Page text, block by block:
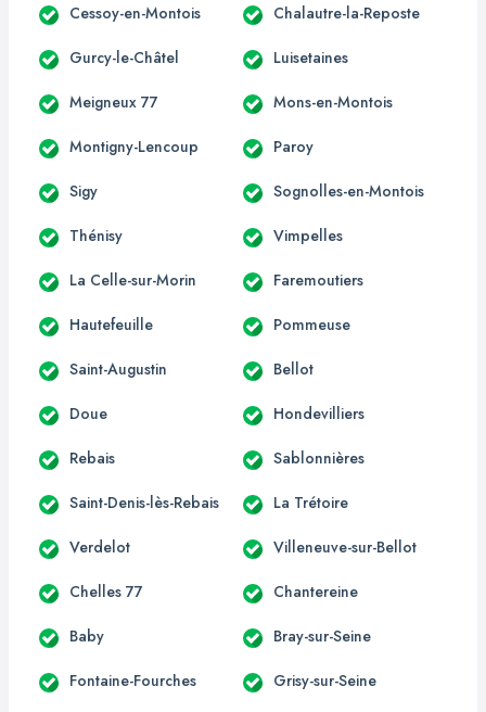
Cessoy-en-Montois Chalautre-la-Reposte
Gurcy-le-Châtel Luisetaines
Meigneux 77 Mons-en-Montois
Montigny-Lencoup Paroy
Sigy Sognolles-en-Montois
Thénisy Vimpelles
La Celle-sur-Morin Faremoutiers
Hautefeuille Pommeuse
Saint-Augustin Bellot
Doue Hondevilliers
Rebais Sablonnières
Saint-Denis-lès-Rebais La Trétoire
Verdelot Villeneuve-sur-Bellot
Chelles 77 Chantereine
Baby Bray-sur-Seine
Fontaine-Fourches Grisy-sur-Seine